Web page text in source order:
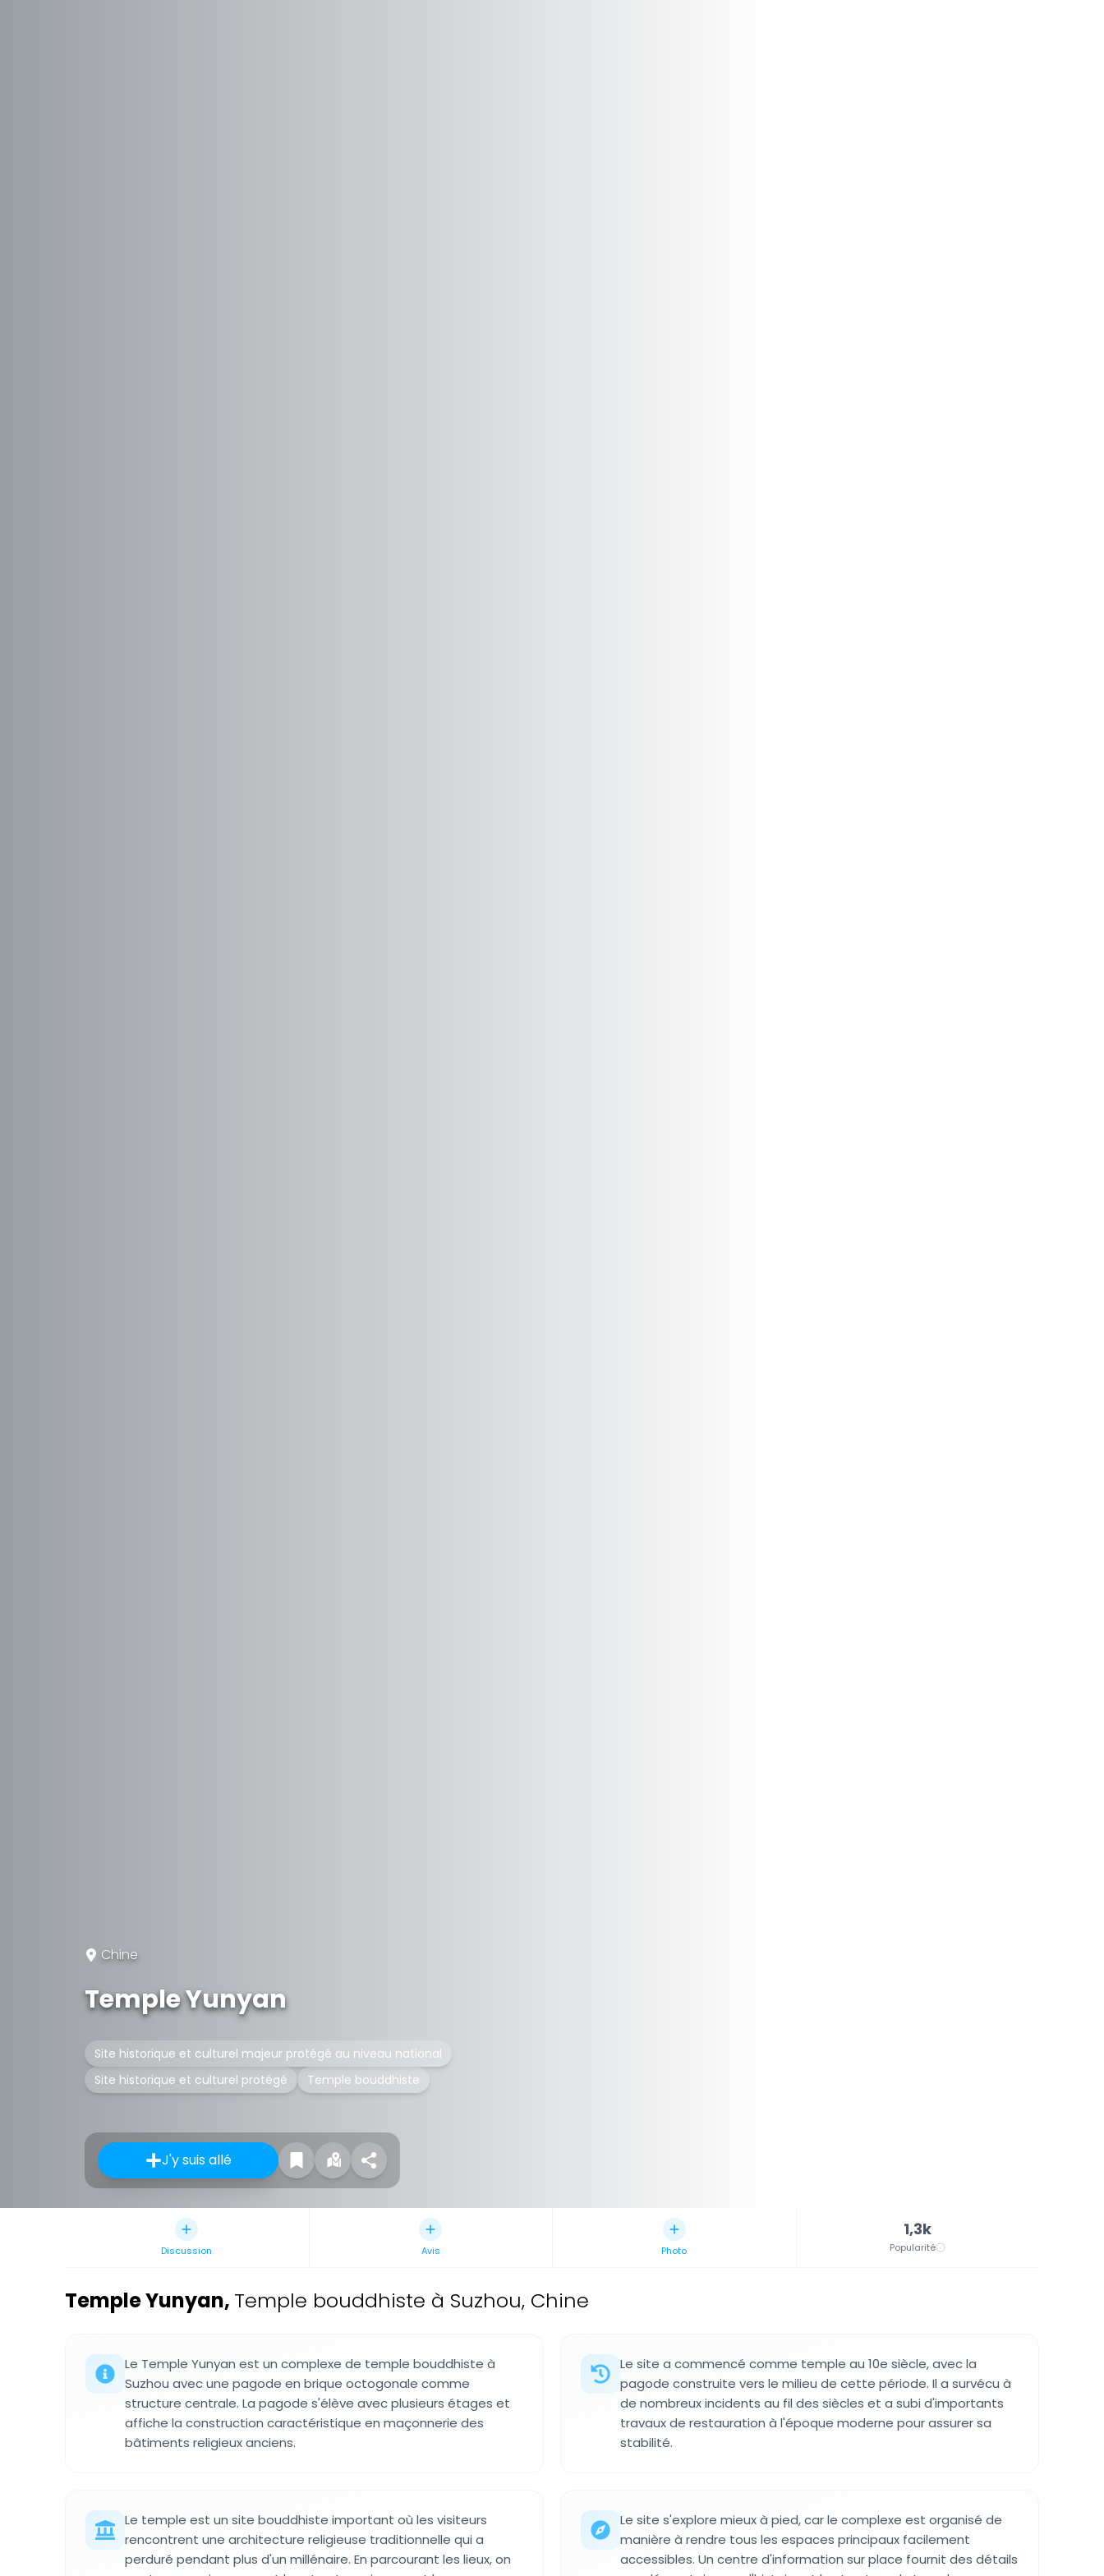
Chine
Temple Yunyan
Site historique et culturel majeur protégé au niveau national
Site historique et culturel protégé
Temple bouddhiste
J'y suis allé
Discussion Avis Photo
1,3k
Popularité
Temple Yunyan, Temple bouddhiste à Suzhou, Chine
Le Temple Yunyan est un complexe de temple bouddhiste à
Suzhou avec une pagode en brique octogonale comme
structure centrale. La pagode s'élève avec plusieurs étages et
affiche la construction caractéristique en maçonnerie des
bâtiments religieux anciens.
Le site a commencé comme temple au 10e siècle, avec la
pagode construite vers le milieu de cette période. Il a survécu à
de nombreux incidents au fil des siècles et a subi d'importants
travaux de restauration à l'époque moderne pour assurer sa
stabilité.
Le temple est un site bouddhiste important où les visiteurs
rencontrent une architecture religieuse traditionnelle qui a
perduré pendant plus d'un millénaire. En parcourant les lieux, on
Le site s'explore mieux à pied, car le complexe est organisé de
manière à rendre tous les espaces principaux facilement
accessibles. Un centre d'information sur place fournit des détails